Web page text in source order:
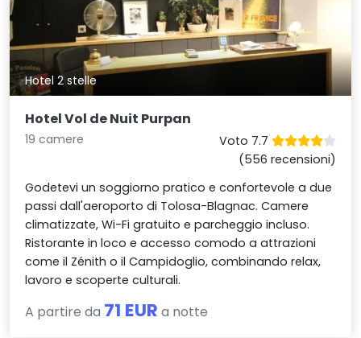
Hotel 2 stelle
Hotel Vol de Nuit Purpan
19 camere
Voto 7.7
(556 recensioni)
Godetevi un soggiorno pratico e confortevole a due
passi dall'aeroporto di Tolosa-Blagnac. Camere
climatizzate, Wi-Fi gratuito e parcheggio incluso.
Ristorante in loco e accesso comodo a attrazioni
come il Zénith o il Campidoglio, combinando relax,
lavoro e scoperte culturali.
A partire da 71 EUR a notte